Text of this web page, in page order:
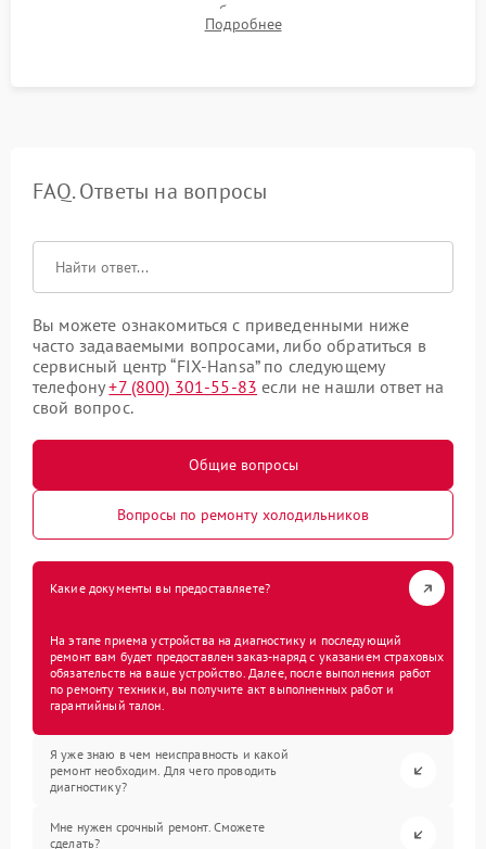
компрессора, отсутствия обмерзания стенок и корректного
срабатывания системы автоматической оттайки.
Подробнее
FAQ. Ответы на вопросы
Вы можете ознакомиться с приведенными ниже
часто задаваемыми вопросами, либо обратиться в
сервисный центр “FIX-Hansa” по следующему
телефону+7 (800) 301-55-83 если не нашли ответ на
свой вопрос.
Общие вопросы
Вопросы по ремонту холодильников
Какие документы вы предоставляете?
На этапе приема устройства на диагностику и последующий
ремонт вам будет предоставлен заказ-наряд с указанием страховых
обязательств на ваше устройство. Далее, после выполнения работ
по ремонту техники, вы получите акт выполненных работ и
гарантийный талон.
Я уже знаю в чем неисправность и какой
ремонт необходим. Для чего проводить
диагностику?
Мне нужен срочный ремонт. Сможете
сделать?